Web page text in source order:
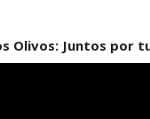
Olivos: Juntos por